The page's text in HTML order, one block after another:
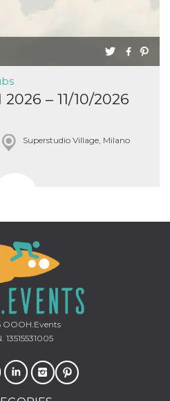
2026 – 11/10/2026
Superstudio Village, Milano
OOOH.Events
13515531005